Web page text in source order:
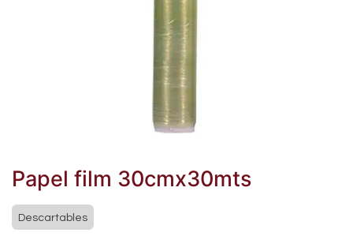
Papel film 30cmx30mts
Descartables